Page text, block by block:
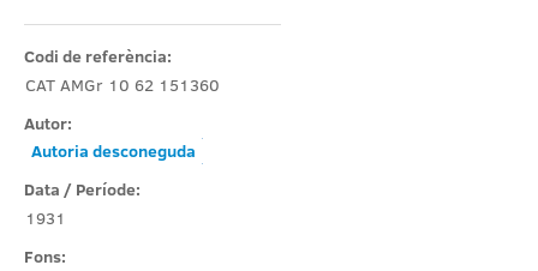
Codi de referència:
CAT AMGr 10 62 151360
Autor:
Autoria desconeguda
Data / Període:
1931
Fons: